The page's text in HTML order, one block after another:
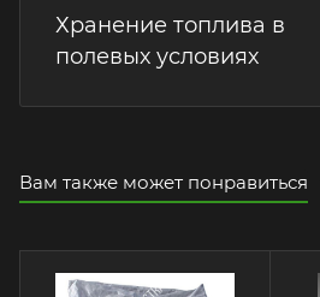
Хранение топлива в
полевых условиях
Вам также может понравиться